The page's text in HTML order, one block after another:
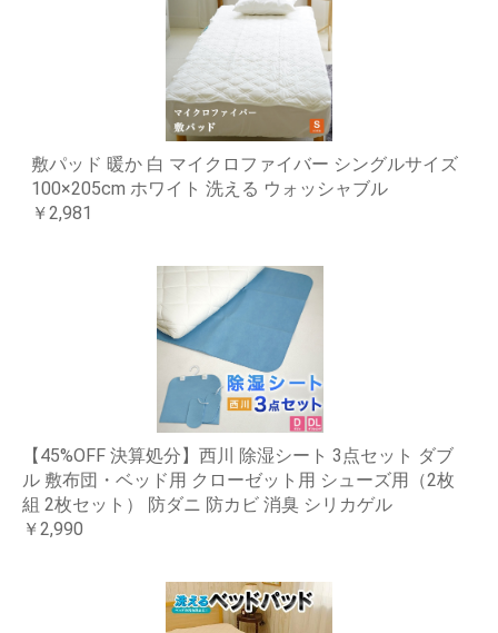
敷パッド 暖か 白 マイクロファイバー シングルサイズ
100×205cm ホワイト 洗える ウォッシャブル
￥2,981
【45%OFF 決算処分】西川 除湿シート 3点セット ダブ
ル 敷布団・ベッド用 クローゼット用 シューズ用（2枚
組 2枚セット） 防ダニ 防カビ 消臭 シリカゲル
￥2,990